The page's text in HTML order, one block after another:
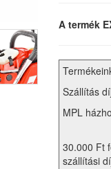
A termék
Szállítás
MPL
30.000 Ft
szállítási